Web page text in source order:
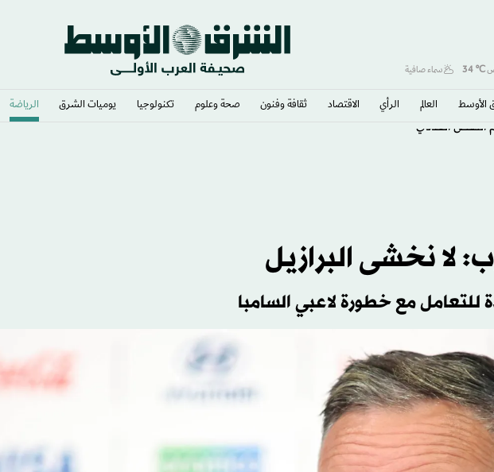
℃
34 سماء صافية
الأوسط​ العالم الرأي الاقتصاد ثقافة وفنون صحة وعلوم تكنولوجيا يوميات الشرق​ الرياضة
النقص العددي
لا نخشى البرازيل
مع خطورة لاعبي السامبا